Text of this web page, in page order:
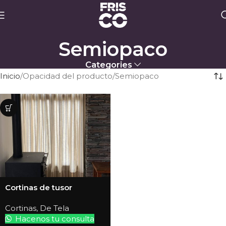
Semiopaco
Categories
Inicio Opacidad del producto Semiopaco
Cortinas de tusor
Cortinas, De Tela
Hacenos tu consulta